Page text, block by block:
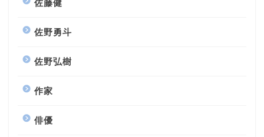
佐藤健
佐野勇斗
佐野弘樹
作家
俳優